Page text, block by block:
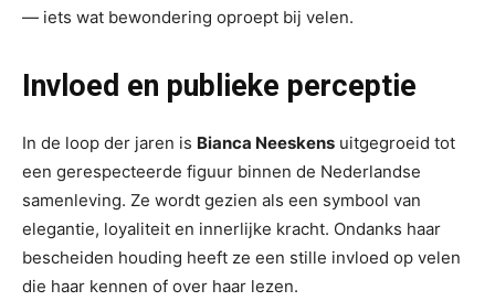
— iets wat bewondering oproept bij velen.
Invloed en publieke perceptie
In de loop der jaren is Bianca Neeskens uitgegroeid tot
een gerespecteerde figuur binnen de Nederlandse
samenleving. Ze wordt gezien als een symbool van
elegantie, loyaliteit en innerlijke kracht. Ondanks haar
bescheiden houding heeft ze een stille invloed op velen
die haar kennen of over haar lezen.